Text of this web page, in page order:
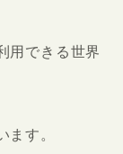
用できる世界
ます。